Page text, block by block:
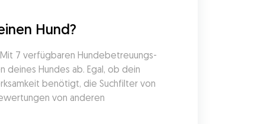
Hund?
7 verfügbaren Hundebetreuungs-
Hundes ab. Egal, ob dein
benötigt, die Suchfilter von
von anderen